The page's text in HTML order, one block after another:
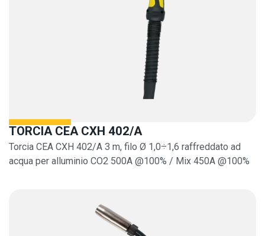
TORCIA CEA CXH 402/A
Torcia CEA CXH 402/A 3 m, filo Ø 1,0÷1,6 raffreddato ad
acqua per alluminio CO2 500A @100% / Mix 450A @100%